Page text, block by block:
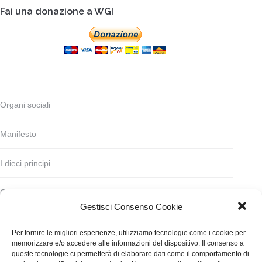
Gestisci Consenso Cookie
Per fornire le migliori esperienze, utilizziamo tecnologie come i cookie per
memorizzare e/o accedere alle informazioni del dispositivo. Il consenso a
queste tecnologie ci permetterà di elaborare dati come il comportamento di
Fai una donazione a WGI
Organi sociali
Manifesto
I dieci principi
Codice deontologico
Finanziamento